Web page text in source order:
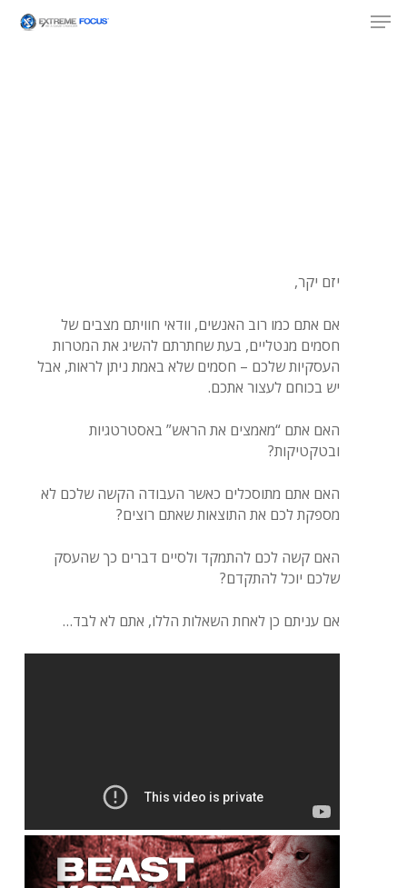
Skip
יזם יקר,
אם אתם כמו רוב האנשים, וודאי חוויתם מצבים של
חסמים מנטליים, בעת שחתרתם להשיג את המטרות
העסקיות שלכם – חסמים שלא באמת ניתן לראות, אבל
יש בכוחם לעצור אתכם.
האם אתם “מאמצים את הראש” באסטרטגיות
ובטקטיקות?
האם אתם מתוסכלים כאשר העבודה הקשה שלכם לא
מספקת לכם את התוצאות שאתם רוצים?
האם קשה לכם להתמקד ולסיים דברים כך שהעסק
שלכם יוכל להתקדם?
אם עניתם כן לאחת השאלות הללו, אתם לא לבד…